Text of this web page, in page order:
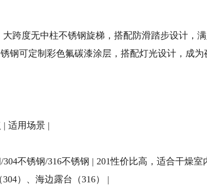
跨度无中柱不锈钢旋梯，搭配防滑踏步设计，
钢可定制彩色氟碳漆涂层，搭配灯光设计，成为
| 适用场景 |
不锈钢/316不锈钢 | 201性价比高，适合干燥
）、海边露台（316） |